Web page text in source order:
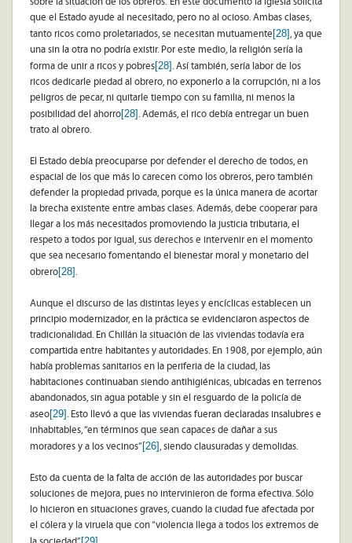
sobre la situación de los obreros. En este documento la iglesia solicita
que el Estado ayude al necesitado, pero no al ocioso. Ambas clases,
tanto ricos como proletariados, se necesitan mutuamente [28] , ya que
una sin la otra no podría existir. Por este medio, la religión sería la
forma de unir a ricos y pobres[28]. Así también, sería labor de los
ricos dedicarle piedad al obrero, no exponerlo a la corrupción, ni a los
peligros de pecar, ni quitarle tiempo con su familia, ni menos la
posibilidad del ahorro[28]. Además, el rico debía entregar un buen
trato al obrero.
El Estado debía preocuparse por defender el derecho de todos, en
espacial de los que más lo carecen como los obreros, pero también
defender la propiedad privada, porque es la única manera de acortar
la brecha existente entre ambas clases. Además, debe cooperar para
llegar a los más necesitados promoviendo la justicia tributaria, el
respeto a todos por igual, sus derechos e intervenir en el momento
que sea necesario fomentando el bienestar moral y monetario del
obrero[28].
Aunque el discurso de las distintas leyes y encíclicas establecen un
principio modernizador, en la práctica se evidenciaron aspectos de
tradicionalidad. En Chillán la situación de las viviendas todavía era
compartida entre habitantes y autoridades. En 1908, por ejemplo, aún
había problemas sanitarios en la periferia de la ciudad, las
habitaciones continuaban siendo antihigiénicas, ubicadas en terrenos
abandonados, sin agua potable y sin el resguardo de la policía de
aseo[29]. Esto llevó a que las viviendas fueran declaradas insalubres e
inhabitables, “en términos que sean capaces de dañar a sus
moradores y a los vecinos” [26] , siendo clausuradas y demolidas.
Esto da cuenta de la falta de acción de las autoridades por buscar
soluciones de mejora, pues no intervinieron de forma efectiva. Sólo
lo hicieron en situaciones graves, cuando la ciudad fue afectada por
el cólera y la viruela que con “violencia llega a todos los extremos de